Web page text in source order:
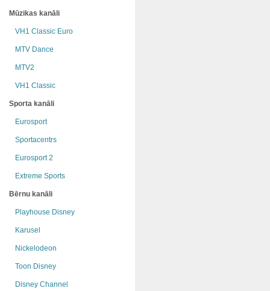
Mūzikas kanāli
VH1 Classic Euro
MTV Dance
MTV2
VH1 Classic
Sporta kanāli
Eurosport
Sportacentrs
Eurosport 2
Extreme Sports
Bērnu kanāli
Playhouse Disney
Karusel
Nickelodeon
Toon Disney
Disney Channel